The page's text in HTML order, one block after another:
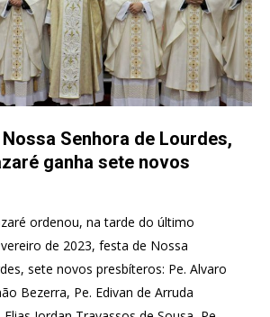
Senhora de Lourdes,
ganha sete novos
ordenou, na tarde do último
de 2023, festa de Nossa
sete novos presbíteros: Pe. Alvaro
Bezerra, Pe. Edivan de Arruda